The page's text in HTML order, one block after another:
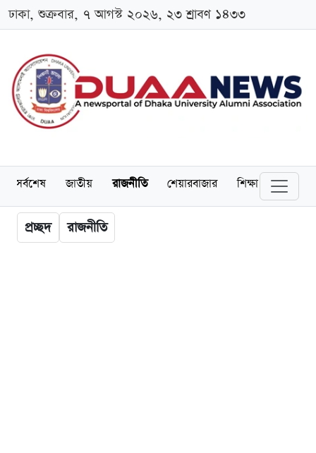
ঢাকা, শুক্রবার, ৭ আগস্ট ২০২৬, ২৩ শ্রাবণ ১৪৩৩
সর্বশেষ জাতীয় রাজনীতি শেয়ারবাজার শিক্ষা
প্রচ্ছদ রাজনীতি